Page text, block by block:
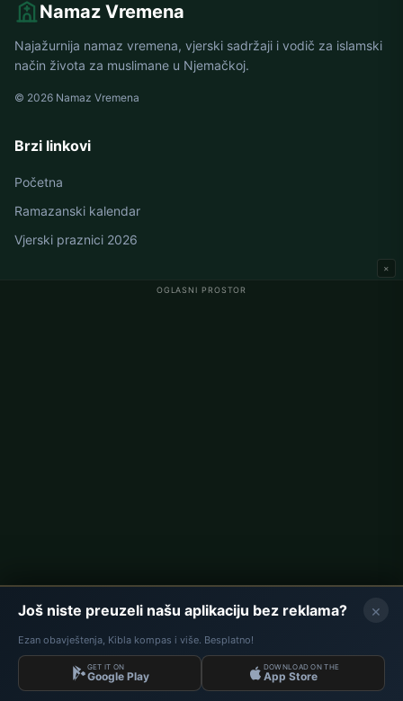
OGLASNI PROSTOR
×
Namaz Vremena
Najažurnija namaz vremena, vjerski sadržaji i vodič za islamski
način života za muslimane u Njemačkoj.
© 2026 Namaz Vremena
Brzi linkovi
Početna
Ramazanski kalendar
Vjerski praznici 2026
Namaz vremena u Njemačkoj
Podaci: Diyanet İşleri Başkanlığı | Namaz Vremena © 2026
×
Još niste preuzeli našu aplikaciju bez reklama?
Ezan obavještenja, Kibla kompas i više. Besplatno!
GET IT ON
Google Play
DOWNLOAD ON THE
App Store